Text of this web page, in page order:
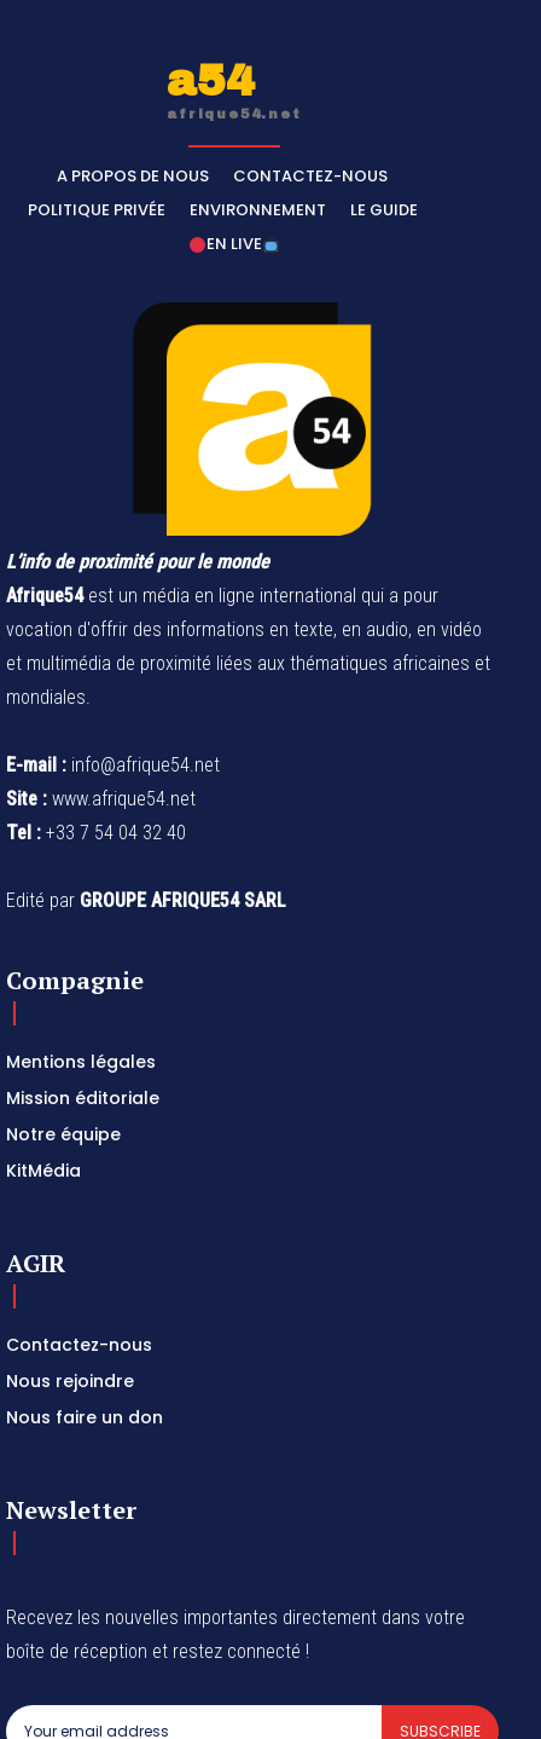
a54
afrique54.net
A PROPOS DE NOUS
CONTACTEZ-NOUS
POLITIQUE PRIVÉE
ENVIRONNEMENT
LE GUIDE
EN LIVE
L’info de proximité pour le monde
Afrique54est un média en ligne international qui a pour
vocation d'offrir des informations en texte, en audio, en vidéo
et multimédia de proximité liées aux thématiques africaines et
mondiales.
E-mail : info@afrique54.net
Site : www.afrique54.net
Tel : +33 7 54 04 32 40
Edité par GROUPE AFRIQUE54 SARL
Compagnie
Mentions légales
Mission éditoriale
Notre équipe
KitMédia
AGIR
Contactez-nous
Nous rejoindre
Nous faire un don
Newsletter
Recevez les nouvelles importantes directement dans votre
boîte de réception et restez connecté !
SUBSCRIBE